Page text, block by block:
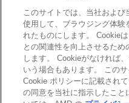
コ
プライ
商
よ
このサイトでは、当社およ
使用して、ブラウジング体験
れたものにします。 Cookie
との関連性を向上させるた
します。 Cookieがなければ
いう場合もあります。 この
Cookie ポリシーに記載され
の同意を当社に指示したこ